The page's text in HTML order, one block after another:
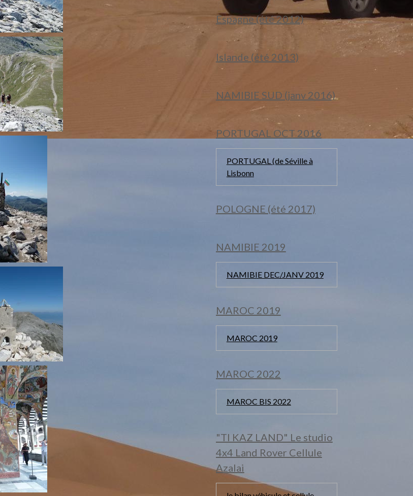
Espagne (été 2012)
Islande (été 2013)
NAMIBIE SUD (janv 2016)
PORTUGAL OCT 2016
PORTUGAL (de Séville à
Lisbonn
POLOGNE (été 2017)
NAMIBIE 2019
NAMIBIE DEC/JANV 2019
MAROC 2019
MAROC 2019
MAROC 2022
MAROC BIS 2022
"TI KAZ LAND" Le studio
4x4 Land Rover Cellule
Azalai